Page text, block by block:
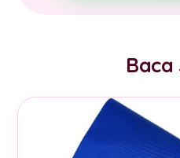
Baca